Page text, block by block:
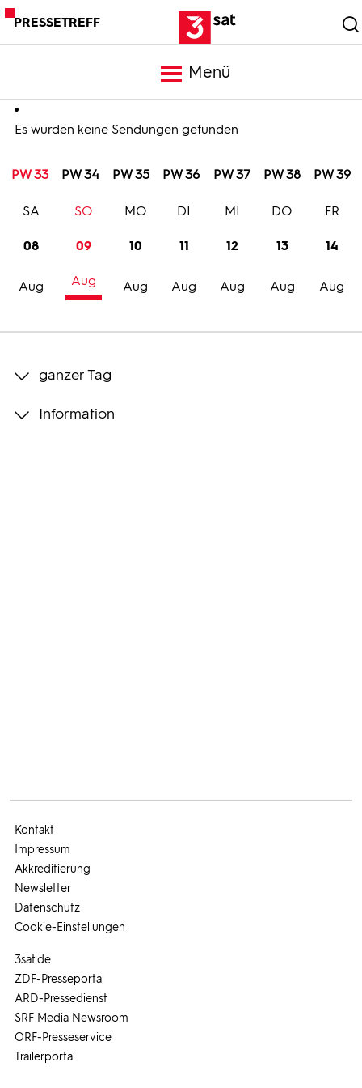
PRESSETREFF
Menü
Meldungen
Programm
Trailer
Bilder
Es wurden keine Sendungen gefunden
PW 33 PW 34 PW 35 PW 36 PW 37 PW 38 PW 39
08
Aug
SA
09
Aug
SO
10
Aug
MO
11
Aug
DI
12
Aug
MI
13
Aug
DO
14
Aug
FR
ganzer Tag
Information
3sat.de
ZDF-Presseportal
ARD-Pressedienst
SRF Media Newsroom
ORF-Presseservice
Trailerportal
Kontakt
Impressum
Akkreditierung
Newsletter
Datenschutz
Cookie-Einstellungen